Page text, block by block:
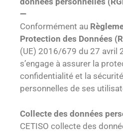
—
Conformément au
Protection des Données
(UE) 2016/679 du 27 avril
s’engage à assurer la
confidentialité et la
personnelles de ses
Collecte des données
CETISO collecte des